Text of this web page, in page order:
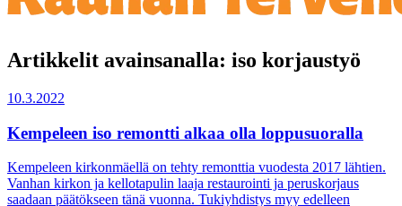
Artikkelit avainsanalla: iso korjaustyö
10.3.2022
Kempeleen iso remontti alkaa olla loppusuoralla
Kempeleen kirkonmäellä on tehty remonttia vuodesta 2017 lähtien.
Vanhan kirkon ja kellotapulin laaja restaurointi ja peruskorjaus
saadaan päätökseen tänä vuonna. Tukiyhdistys myy edelleen